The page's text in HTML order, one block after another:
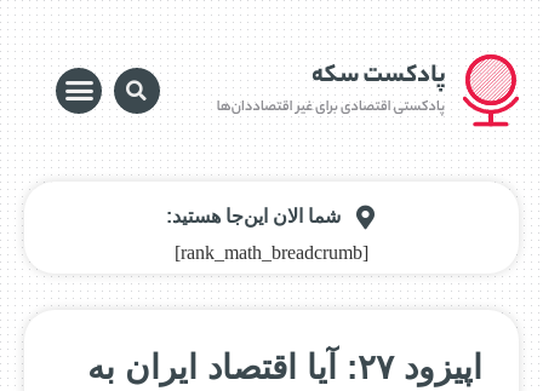
شما الان این‌جا هستید:
[rank_math_breadcrumb]
اپیزود ۲۷: آیا اقتصاد ایران به